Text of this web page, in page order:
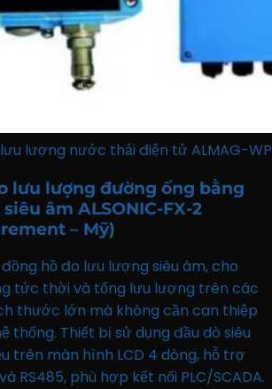
lượng nước thải điện tử ALMAG-
lưu lượng đường ống bằng
âm ALSONIC-FX-2
– Mỹ)
đồng hồ đo lưu lượng siêu âm, cho
tức thời và tổng lưu lượng trên các
thước lớn mà không cần can thiệp
thống. Thiết bị sử dụng đầu dò siêu
trên màn hình LCD 4 dòng, hỗ trợ
RS485, phù hợp kết nối PLC/SCADA.